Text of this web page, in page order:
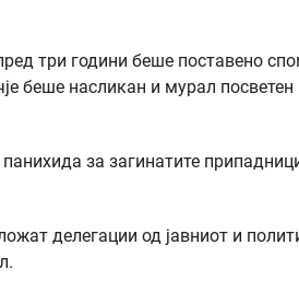
три години беше поставено
беше насликан и мурал посветен
за загинатите
делегации од јавниот и